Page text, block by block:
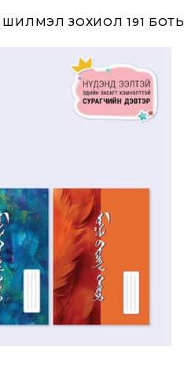
ШИЛМЭЛ ЗОХИОЛ 191 БОТЬ